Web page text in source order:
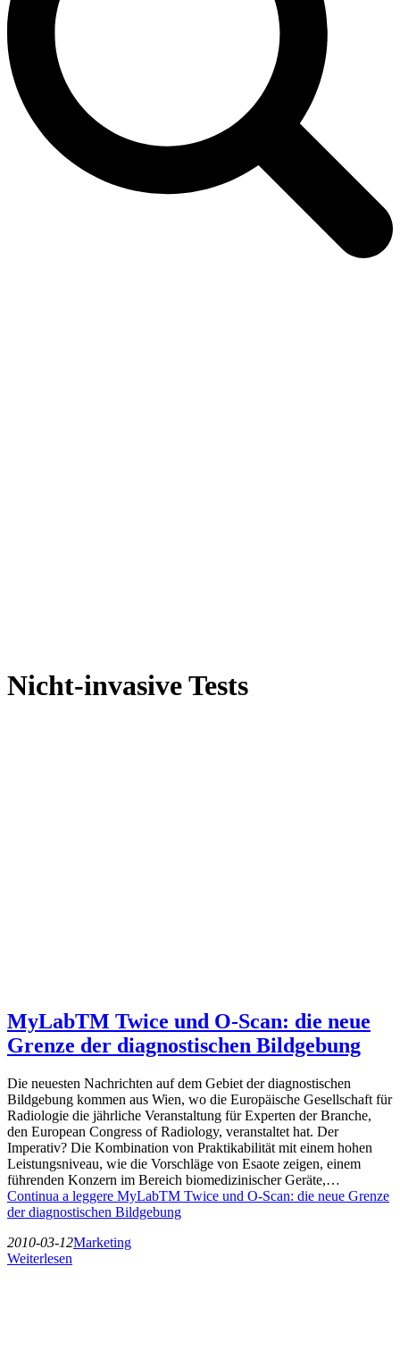
Nicht-invasive Tests
MyLabTM Twice und O-Scan: die neue
Grenze der diagnostischen Bildgebung
Die neuesten Nachrichten auf dem Gebiet der diagnostischen
Bildgebung kommen aus Wien, wo die Europäische Gesellschaft für
Radiologie die jährliche Veranstaltung für Experten der Branche,
den European Congress of Radiology, veranstaltet hat. Der
Imperativ? Die Kombination von Praktikabilität mit einem hohen
Leistungsniveau, wie die Vorschläge von Esaote zeigen, einem
führenden Konzern im Bereich biomedizinischer Geräte,…
Continua a leggere MyLabTM Twice und O-Scan: die neue Grenze
der diagnostischen Bildgebung
2010-03-12Marketing
Weiterlesen